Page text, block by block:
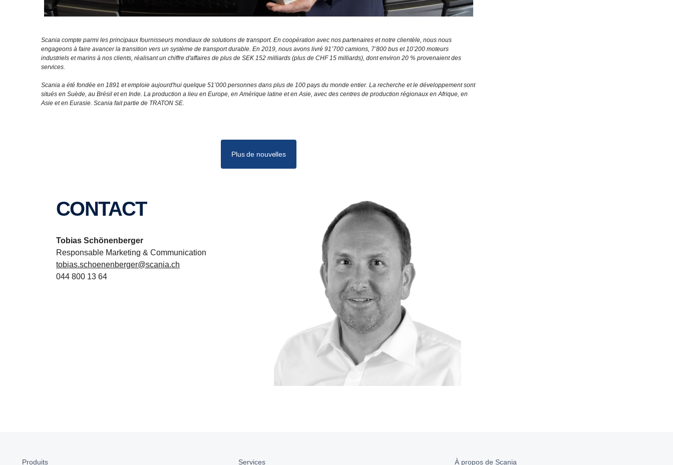
Scania compte parmi les principaux fournisseurs mondiaux de solutions de transport. En coopération avec nos partenaires et notre clientèle, nous nous
engageons à faire avancer la transition vers un système de transport durable. En 2019, nous avons livré 91’700 camions, 7’800 bus et 10’200 moteurs
industriels et marins à nos clients, réalisant un chiffre d'affaires de plus de SEK 152 milliards (plus de CHF 15 milliards), dont environ 20 % provenaient des
services.
Scania a été fondée en 1891 et emploie aujourd'hui quelque 51’000 personnes dans plus de 100 pays du monde entier. La recherche et le développement sont
situés en Suède, au Brésil et en Inde. La production a lieu en Europe, en Amérique latine et en Asie, avec des centres de production régionaux en Afrique, en
Asie et en Eurasie. Scania fait partie de TRATON SE.
Plus de nouvelles
CONTACT
Tobias Schönenberger
Responsable Marketing & Communication
tobias.schoenenberger@scania.ch
044 800 13 64
Produits Services À propos de Scania